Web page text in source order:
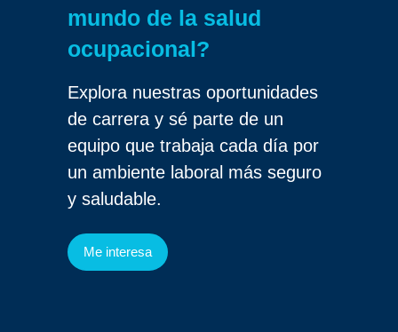
mundo de la salud
ocupacional?
Explora nuestras oportunidades
de carrera y sé parte de un
equipo que trabaja cada día por
un ambiente laboral más seguro
y saludable.
Me interesa